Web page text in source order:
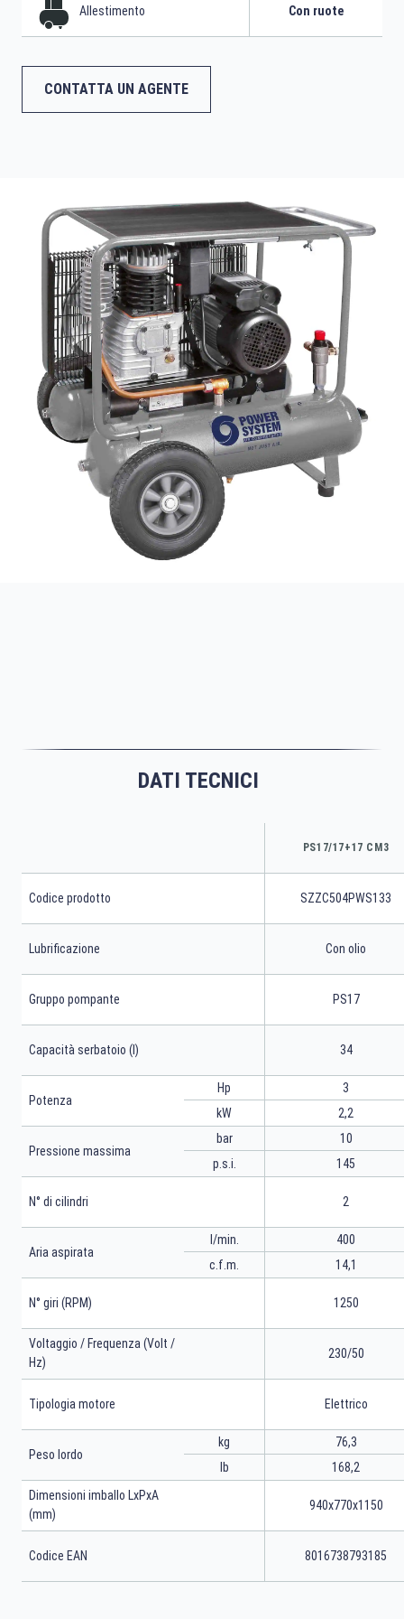
Allestimento Con ruote
CONTATTA UN AGENTE
DATI TECNICI
PS17/17+17 CM3
Codice prodotto SZZC504PWS133
Lubrificazione Con olio
Gruppo pompante PS17
Capacità serbatoio (l) 34
Potenza
Hp
kW
3
2,2
Pressione massima
bar
p.s.i.
10
145
N° di cilindri 2
Aria aspirata
l/min.
c.f.m.
400
14,1
N° giri (RPM) 1250
Voltaggio / Frequenza (Volt /
Hz)
230/50
Tipologia motore Elettrico
Peso lordo
kg
lb
76,3
168,2
Dimensioni imballo LxPxA
(mm)
940x770x1150
Codice EAN 8016738793185